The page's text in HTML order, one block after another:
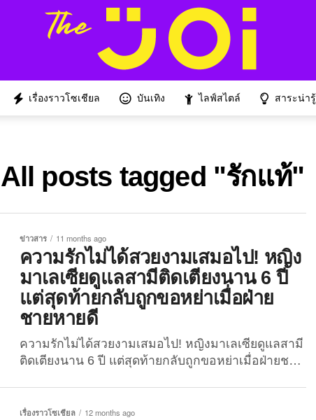
เรื่องราวโซเชียล บันเทิง ไลฟ์สไตล์ สาระน่ารู้
All posts tagged "รักแท้"
ข่าวสาร 11 months ago
ความรักไม่ได้สวยงามเสมอไป! หญิง
มาเลเซียดูแลสามีติดเตียงนาน 6 ปี
แต่สุดท้ายกลับถูกขอหย่าเมื่อฝ่าย
ชายหายดี
ความรักไม่ได้สวยงามเสมอไป! หญิงมาเลเซียดูแลสามี
ติดเตียงนาน 6 ปี แต่สุดท้ายกลับถูกขอหย่าเมื่อฝ่ายชาย
จริงที่ทำให้ใครหลายคนต้องตั้งคำถามกับคำว่า “รักแท้”
เรื่องราวโซเชียล 12 months ago